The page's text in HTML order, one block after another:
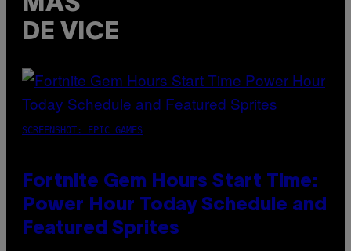
DE VICE
SCREENSHOT: EPIC GAMES
Fortnite Gem Hours Start Time:
Power Hour Today Schedule and
Featured Sprites